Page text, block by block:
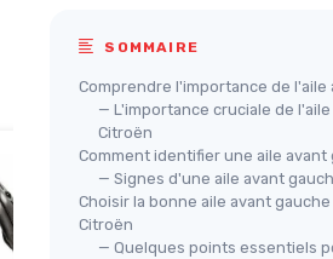
SOMMAIRE
Comprendre l'importance de l'aile
— L'importance cruciale de
Citroën
Comment identifier une aile avant
— Signes d'une aile avant
Choisir la bonne aile avant
Citroën
— Quelques points essentiels